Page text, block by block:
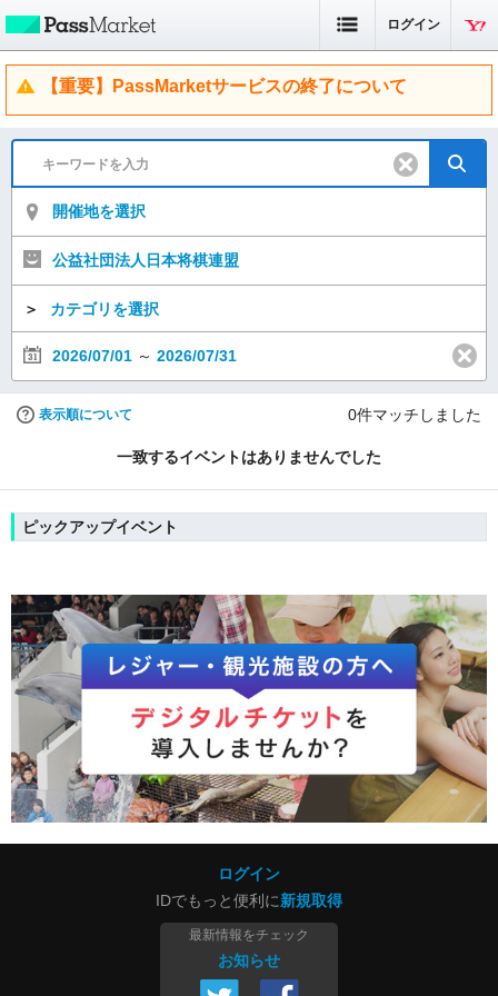
ログイン
【重要】PassMarketサービスの終了について
開催地を選択
公益社団法人日本将棋連盟
＞ カテゴリを選択
2026/07/01 ～ 2026/07/31
表示順について 0件マッチしました
一致するイベントはありませんでした
ピックアップイベント
ログイン
IDでもっと便利に新規取得
最新情報をチェック
お知らせ